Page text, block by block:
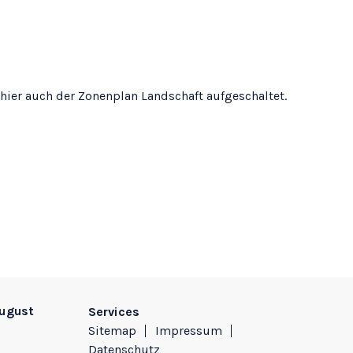
auch der Zonenplan Landschaft aufgeschaltet.
Services
Sitemap
Impressum
Datenschutz